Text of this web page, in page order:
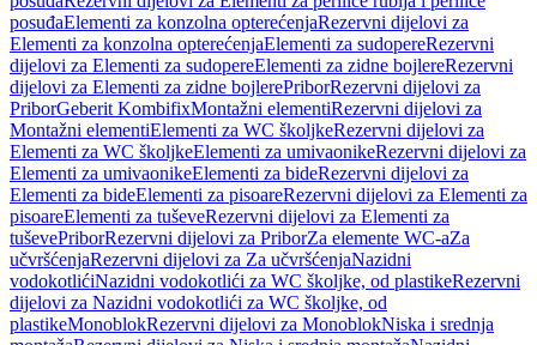
posuđaElementi za konzolna opterećenjaRezervni dijelovi za
Elementi za konzolna opterećenjaElementi za sudopereRezervni
dijelovi za Elementi za sudopereElementi za zidne bojlereRezervni
dijelovi za Elementi za zidne bojlerePriborRezervni dijelovi za
PriborGeberit KombifixMontažni elementiRezervni dijelovi za
Montažni elementiElementi za WC školjkeRezervni dijelovi za
Elementi za WC školjkeElementi za umivaonikeRezervni dijelovi za
Elementi za umivaonikeElementi za bideRezervni dijelovi za
Elementi za bideElementi za pisoareRezervni dijelovi za Elementi za
pisoareElementi za tuševeRezervni dijelovi za Elementi za
tuševePriborRezervni dijelovi za PriborZa elemente WC-aZa
učvršćenjaRezervni dijelovi za Za učvršćenjaNazidni
vodokotlićiNazidni vodokotlići za WC školjke, od plastikeRezervni
dijelovi za Nazidni vodokotlići za WC školjke, od
plastikeMonoblokRezervni dijelovi za MonoblokNiska i srednja